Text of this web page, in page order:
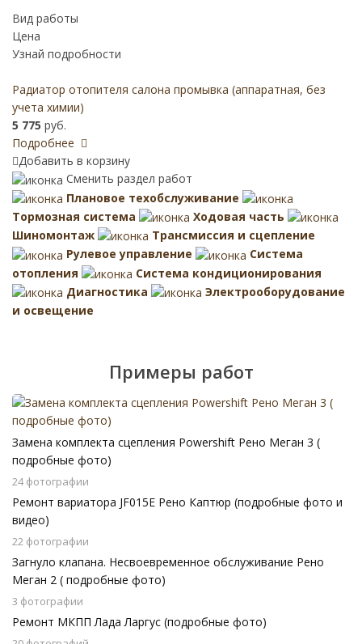
Вид работы
Цена
Узнай подробности
Радиатор отопителя салона промывка (аппаратная, без
учета химии)
5 775 руб.
Подробнее
Добавить в корзину
Сменить раздел работ
Плановое техобслуживание
Тормозная система
Ходовая часть
Шиномонтаж
Трансмиссия и сцепление
Рулевое управление
Система
отопления
Система кондиционирования
Диагностика
Электрооборудование
и освещение
Примеры работ
Замена комплекта сцепления Powershift Рено Меган 3 (
подробные фото)
24 фотографии
Ремонт вариатора JF015E Рено Каптюр (подробные фото и
видео)
22 фотографии
Загнуло клапана. Несвоевременное обслуживание Рено
Меган 2 ( подробные фото)
3 фотографии
Ремонт МКПП Лада Ларгус (подробные фото)